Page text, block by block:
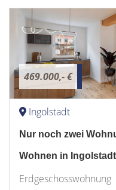
469.000,- €
Ingolstadt
Nur noch zwei
Wohnen in
Erdgeschosswohnung